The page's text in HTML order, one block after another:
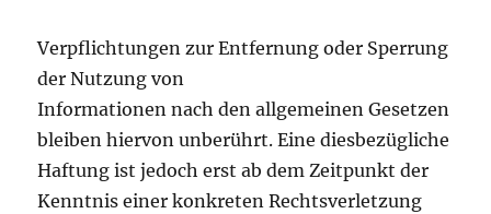
Verpflichtungen zur Entfernung oder Sperrung
der Nutzung von
Informationen nach den allgemeinen Gesetzen
bleiben hiervon unberührt. Eine diesbezügliche
Haftung ist jedoch erst ab dem Zeitpunkt der
Kenntnis einer konkreten Rechtsverletzung